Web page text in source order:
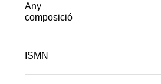
Any
composició
ISMN